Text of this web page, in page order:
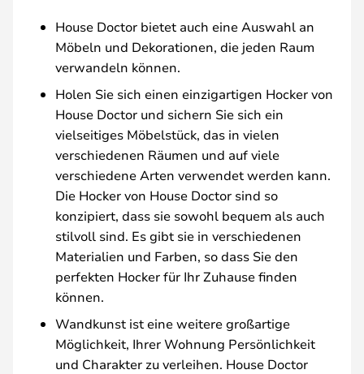
House Doctor bietet auch eine Auswahl an
Möbeln und Dekorationen, die jeden Raum
verwandeln können.
Holen Sie sich einen einzigartigen Hocker von
House Doctor und sichern Sie sich ein
vielseitiges Möbelstück, das in vielen
verschiedenen Räumen und auf viele
verschiedene Arten verwendet werden kann.
Die Hocker von House Doctor sind so
konzipiert, dass sie sowohl bequem als auch
stilvoll sind. Es gibt sie in verschiedenen
Materialien und Farben, so dass Sie den
perfekten Hocker für Ihr Zuhause finden
können.
Wandkunst ist eine weitere großartige
Möglichkeit, Ihrer Wohnung Persönlichkeit
und Charakter zu verleihen. House Doctor